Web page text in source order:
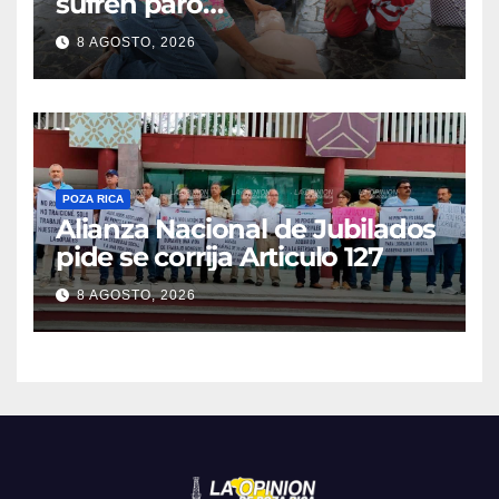
cardiorrespiratorio mueren
8 AGOSTO, 2026
POZA RICA
Alianza Nacional de Jubilados
pide se corrija Articulo 127
8 AGOSTO, 2026